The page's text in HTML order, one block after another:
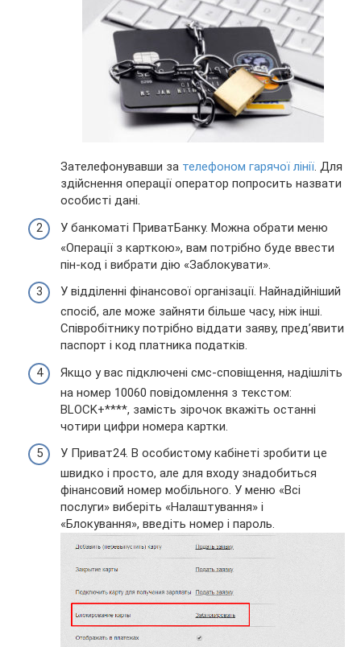
Зателефонувавши за телефоном гарячої лінії. Для
здійснення операції оператор попросить назвати
особисті дані.
У банкоматі ПриватБанку. Можна обрати меню
«Операції з карткою», вам потрібно буде ввести
пін-код і вибрати дію «Заблокувати».
У відділенні фінансової організації. Найнадійніший
спосіб, але може зайняти більше часу, ніж інші.
Співробітнику потрібно віддати заяву, пред’явити
паспорт і код платника податків.
Якщо у вас підключені смс-сповіщення, надішліть
на номер 10060 повідомлення з текстом:
BLOCK+****, замість зірочок вкажіть останні
чотири цифри номера картки.
У Приват24. В особистому кабінеті зробити це
швидко і просто, але для входу знадобиться
фінансовий номер мобільного. У меню «Всі
послуги» виберіть «Налаштування» і
«Блокування», введіть номер і пароль.